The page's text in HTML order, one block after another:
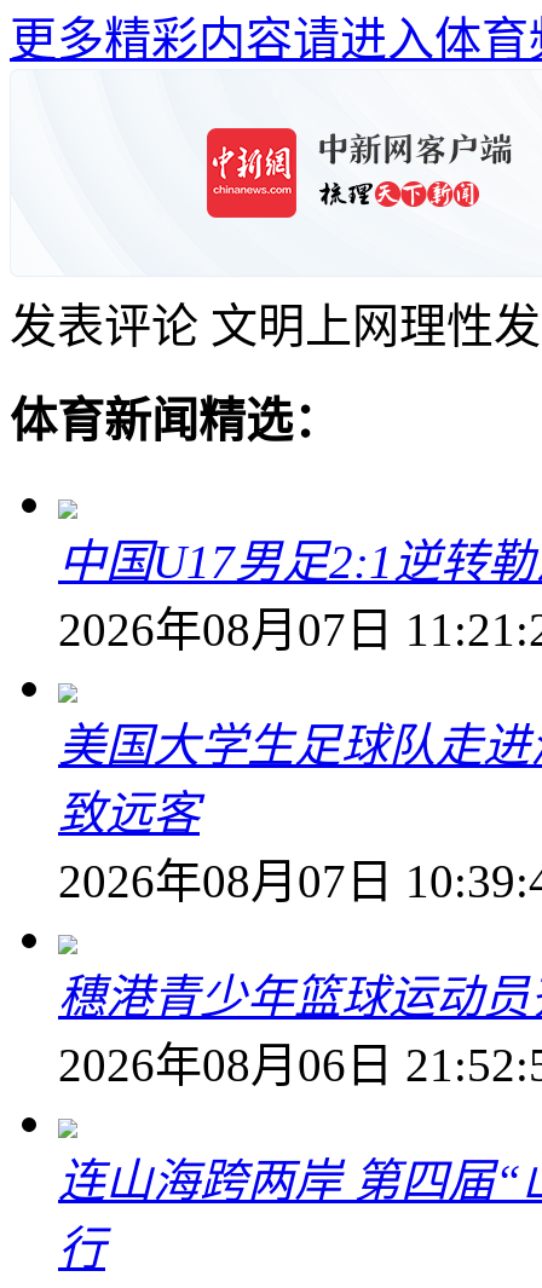
更多精彩内容请进入体育
发表评论 文明上网理性
体育新闻精选：
中国U17男足2:1逆转
2026年08月07日
美国大学生足球队走
致远客
2026年08月07日
穗港青少年篮球运动
2026年08月06日
连山海跨两岸 第四届
行